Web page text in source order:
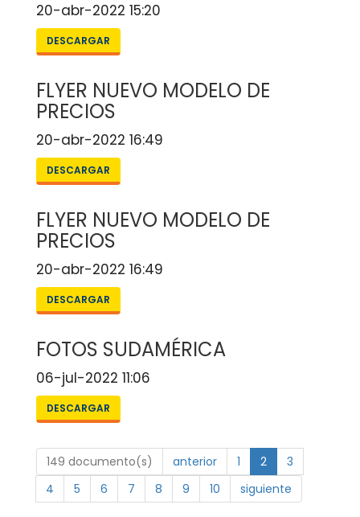
20-abr-2022 15:20
DESCARGAR
FLYER NUEVO MODELO DE
PRECIOS
20-abr-2022 16:49
DESCARGAR
FLYER NUEVO MODELO DE
PRECIOS
20-abr-2022 16:49
DESCARGAR
FOTOS SUDAMÉRICA
06-jul-2022 11:06
DESCARGAR
149 documento(s) anterior 1 2
3
4
5 6 7 8 9 10 siguiente